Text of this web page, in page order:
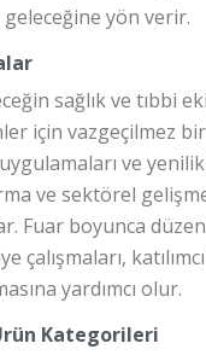
yön verir.
sağlık ve tıbbi
için vazgeçilmez
ve
ve sektörel
Fuar boyunca
çalışmaları,
yardımcı olur.
Kategorileri